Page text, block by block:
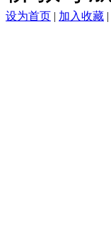
设为首页 | 加入收藏 |